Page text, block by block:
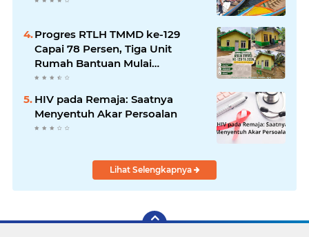
Progres RTLH TMMD ke-129
Capai 78 Persen, Tiga Unit
Rumah Bantuan Mulai
Rampung
HIV pada Remaja: Saatnya
Menyentuh Akar Persoalan
Lihat Selengkapnya